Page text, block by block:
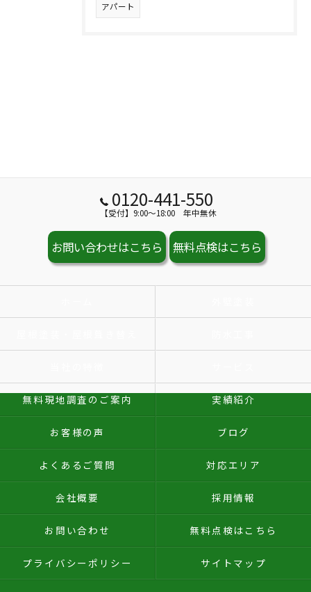
アパート
0120-441-550
【受付】9:00～18:00 年中無休
お問い合わせはこちら 無料点検はこちら
無料現地調査のご案内 実績紹介
お客様の声 ブログ
よくあるご質問 対応エリア
会社概要 採用情報
お問い合わせ 無料点検はこちら
プライバシーポリシー サイトマップ